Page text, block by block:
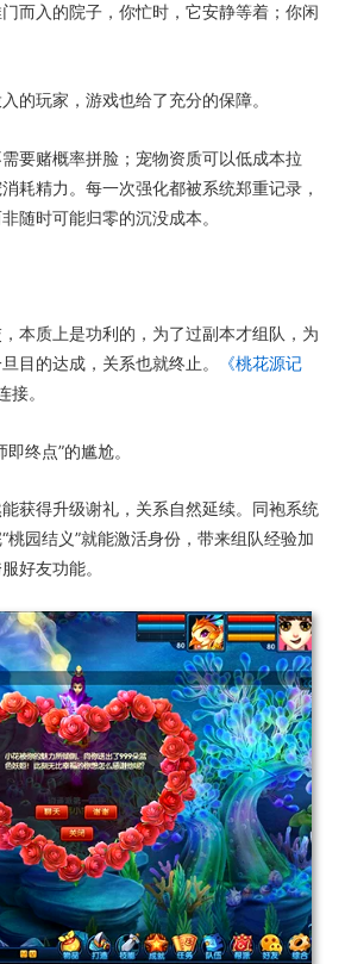
而入的院子，你忙时，它安静等着；你闲
的玩家，游戏也给了充分的保障。
要赌概率拼脸；宠物资质可以低成本拉
耗精力。每一次强化都被系统郑重记录，
随时可能归零的沉没成本。
本质上是功利的，为了过副本才组队，为
目的达成，关系也就终止。
《桃花源记
。
终点”的尴尬。
获得升级谢礼，关系自然延续。同袍系统
桃园结义”就能激活身份，带来组队经验加
好友功能。